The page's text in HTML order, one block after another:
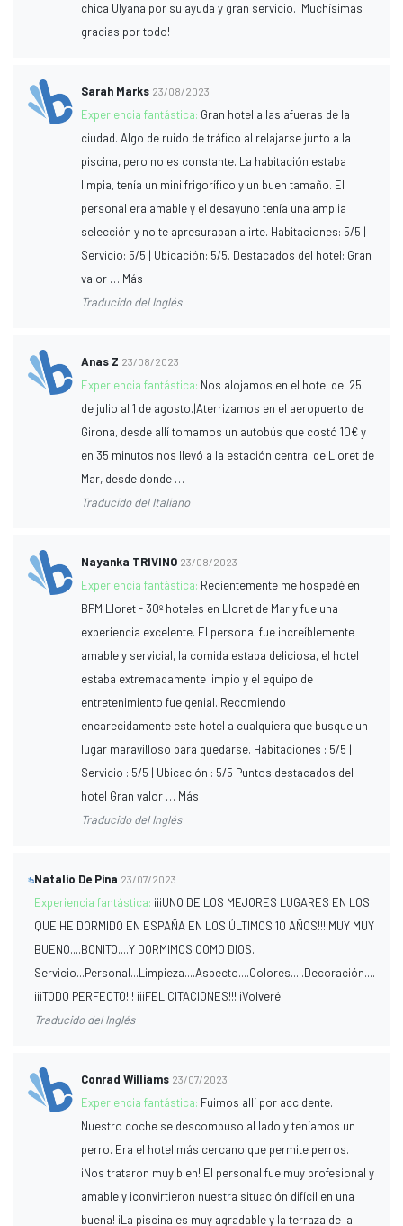
chica Ulyana por su ayuda y gran servicio. ¡Muchísimas
gracias por todo!
Sarah Marks 23/08/2023
Experiencia fantástica: Gran hotel a las afueras de la
ciudad. Algo de ruido de tráfico al relajarse junto a la
piscina, pero no es constante. La habitación estaba
limpia, tenía un mini frigorífico y un buen tamaño. El
personal era amable y el desayuno tenía una amplia
selección y no te apresuraban a irte. Habitaciones: 5/5 |
Servicio: 5/5 | Ubicación: 5/5. Destacados del hotel: Gran
valor … Más
Traducido del Inglés
Anas Z 23/08/2023
Experiencia fantástica: Nos alojamos en el hotel del 25
de julio al 1 de agosto.|Aterrizamos en el aeropuerto de
Girona, desde allí tomamos un autobús que costó 10€ y
en 35 minutos nos llevó a la estación central de Lloret de
Mar, desde donde …
Traducido del Italiano
Nayanka TRIVINO 23/08/2023
Experiencia fantástica: Recientemente me hospedé en
BPM Lloret - 30º hoteles en Lloret de Mar y fue una
experiencia excelente. El personal fue increíblemente
amable y servicial, la comida estaba deliciosa, el hotel
estaba extremadamente limpio y el equipo de
entretenimiento fue genial. Recomiendo
encarecidamente este hotel a cualquiera que busque un
lugar maravilloso para quedarse. Habitaciones : 5/5 |
Servicio : 5/5 | Ubicación : 5/5 Puntos destacados del
hotel Gran valor … Más
Traducido del Inglés
Natalio De Pina 23/07/2023
Experiencia fantástica: ¡¡¡UNO DE LOS MEJORES LUGARES EN LOS
QUE HE DORMIDO EN ESPAÑA EN LOS ÚLTIMOS 10 AÑOS!!! MUY MUY
BUENO....BONITO....Y DORMIMOS COMO DIOS.
Servicio...Personal...Limpieza....Aspecto....Colores.....Decoración....
¡¡¡TODO PERFECTO!!! ¡¡¡FELICITACIONES!!! ¡Volveré!
Traducido del Inglés
Conrad Williams 23/07/2023
Experiencia fantástica: Fuimos allí por accidente.
Nuestro coche se descompuso al lado y teníamos un
perro. Era el hotel más cercano que permite perros.
¡Nos trataron muy bien! El personal fue muy profesional y
amable y ¡convirtieron nuestra situación difícil en una
buena! ¡La piscina es muy agradable y la terraza de la